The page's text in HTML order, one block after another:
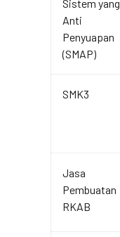
Sistem yang
Anti
Penyuapan
(SMAP)
SMK3
Jasa
Pembuatan
RKAB